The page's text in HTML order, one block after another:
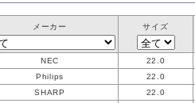
メーカー
サイズ
NEC 22.0
Philips 22.0
SHARP 22.0